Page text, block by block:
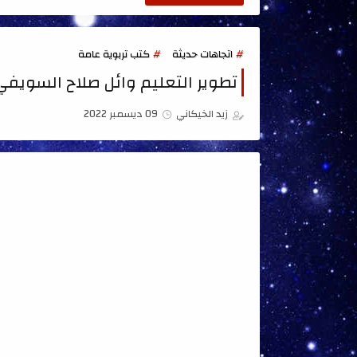
اتجاهات حديثة كتب تربوية عامة
تطوير التعليم وائل صلاح
زيد الخيكاني 09 ديسمبر 2022